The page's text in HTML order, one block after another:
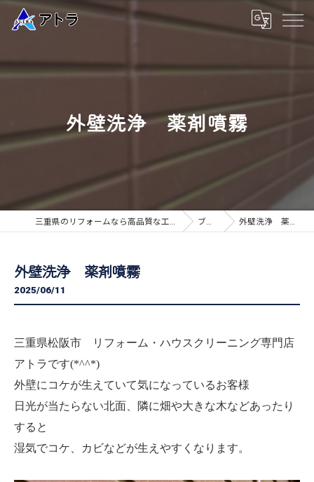
外壁洗浄 薬剤噴霧
三重県のリフォームなら高品質な工事のアトラ ブログ 外壁洗浄 薬剤噴霧
外壁洗浄 薬剤噴霧
2025/06/11
三重県松阪市 リフォーム・ハウスクリーニング専門店
アトラです(*^^*)
外壁にコケが生えていて気になっているお客様
日光が当たらない北面、隣に畑や大きな木などあったり
すると
湿気でコケ、カビなどが生えやすくなります。